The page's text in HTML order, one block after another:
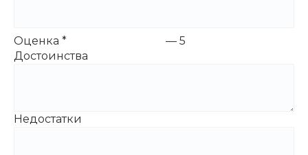
Оценка * — 5
Достоинства
Недостатки